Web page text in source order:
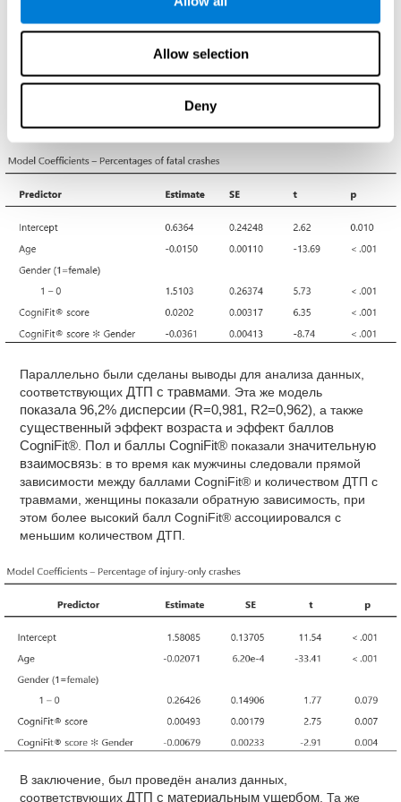
Allow selection
Deny
графиках (см. Plot Panel 2), влияние баллов CogniFit®
различается по полу:у мужчин более высокие баллы
CogniFit® по способности к оценке связаны с более
высоким риском попасть в ДТП со смертельным
исходом, в то время как у женщин более высокие баллы
в CogniFit® связаны с меньшим риском быть
вовлечёнными в аварии со смертельным исходом.
Параллельно были сделаны выводы для анализа данных,
соответствующихДТП с травмами . Эта же модель
показала 96,2% дисперсии (R=0,981, R2=0,962) , а также
существенный эффект возраста иэффект баллов
CogniFit® Пол и баллы CogniFit® показализначительную
взаимосвязь: в то время как мужчины следовали прямой
зависимости между баллами CogniFit® и количеством ДТП с
травмами, женщины показали обратную зависимость, при
этом более высокий балл CogniFit® ассоциировался с
меньшим количеством ДТП.
В заключение, был проведён анализ данных,
соответствующихДТП с материальным ущербом . Та же